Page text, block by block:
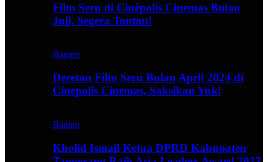
Film Seru di Cinépolis Cinemas Bulan
Juli, Segera Tonton!
Banten
Deretan Film Seru Bulan April 2024 di
Cinepolis Cinemas, Saksikan Yuk!
Banten
Kholid Ismail Ketua DPRD Kabupaten